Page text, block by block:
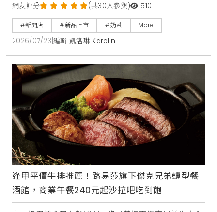
等草本食材入茶，帶給讀者清爽去悶的全新風味。同步
登場的還有誠品生活台北南西店快閃店，以及與
Allumer Dessert合作的中秋甜點禮盒，提供豐富的生
活體驗與門市優惠。
網友評分 (共30人參與) 510
#新開店 #新品上市 #奶茶 More
2026/07/23 編輯 凱洛琳 Karolin
逢甲平價牛排推薦！路易莎旗下傑克兄弟轉型餐
酒館，商業午餐240元起沙拉吧吃到飽